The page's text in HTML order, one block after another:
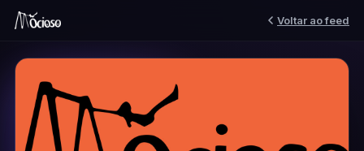
Voltar ao feed